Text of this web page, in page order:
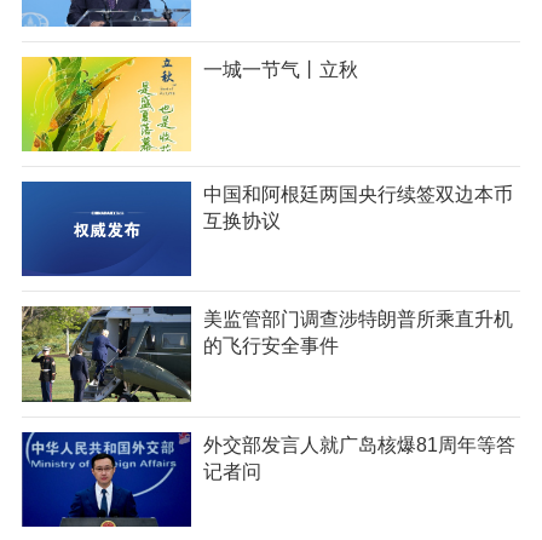
一城一节气丨立秋
中国和阿根廷两国央行续签双边本币
互换协议
美监管部门调查涉特朗普所乘直升机
的飞行安全事件
外交部发言人就广岛核爆81周年等答
记者问